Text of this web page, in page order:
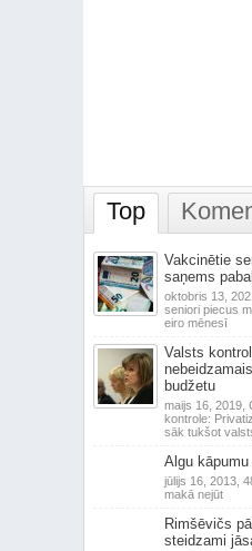
Top
Vakcinētie
saņems
oktobris 13,
seniori piecus
eiro mēnesī
Valsts
budžetu
maijs 16, 2019,
kontrole:
sāk tukšot
Algu
jūlijs 16, 2013,
makā nejūt
Rimšēvičs
steidzami